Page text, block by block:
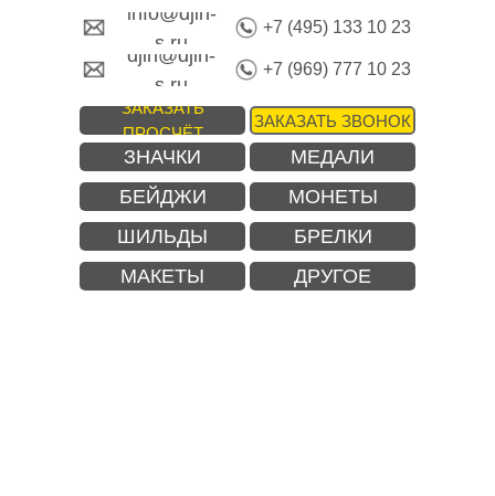
ЗАКАЗАТЬ
ПРОСЧЁТ
+7 (969) 777 10 23
+7 (495) 133 10 23
ЗАКАЗАТЬ ЗВОНОК
ЗНАЧКИ МЕДАЛИ
ШИЛЬДЫ БРЕЛКИ
БЕЙДЖИ МОНЕТЫ
info@djin-
s.ru
djin@djin-
s.ru
МАКЕТЫ ДРУГОЕ